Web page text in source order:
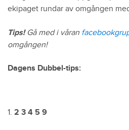
ekipaget rundar av omgången
Tips! Gå med i våran
omgången!
Dagens Dubbel-tips:
1. 2 3 4 5 9